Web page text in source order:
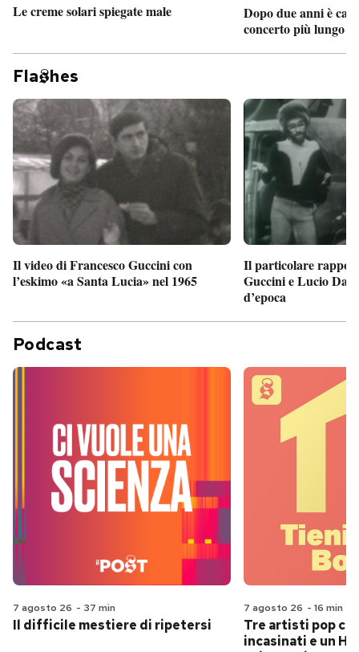
Le creme solari spiegate male
Dopo due anni è
concerto più lungo
Fla hes
Il video di Francesco Guccini con
l’eskimo «a Santa Lucia» nel 1965
Il particolare
Guccini e Lucio
d’epoca
Podcast
7 agosto 26 - 37 min
Il difficile mestiere di ripetersi
7 agosto 26 - 16 min
Tre artisti pop
incasinati e un